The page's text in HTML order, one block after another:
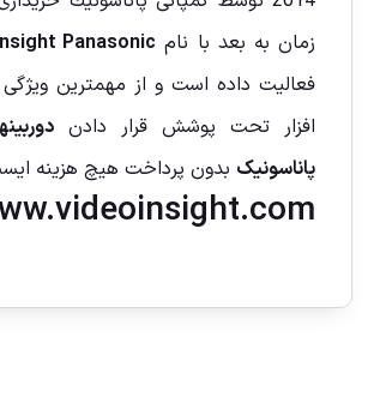
زمان به بعد با نام Panasonic
فعاليت داده است و از مهمترین
افزار تحت پوشش قرار دادند
پاناسونیک بدون پرداخت هیچ هزینه